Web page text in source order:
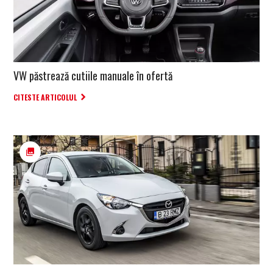
VW păstrează cutiile manuale în ofertă
CITESTE ARTICOLUL